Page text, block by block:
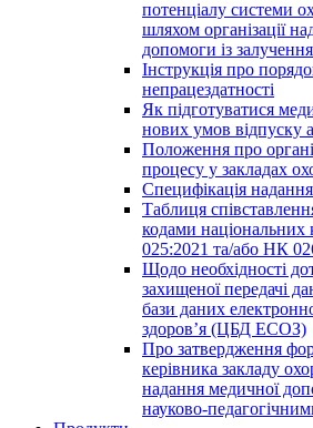
потенціалу системи
шляхом організації
допомоги із
Інструкція про
непрацездатності
Як підготуватися
нових умов відпуску
Положення про
процесу у закладах
Специфікація
Таблиця
кодами національних
025:2021 та/або НК
Щодо необхідності
захищеної передачі
бази даних
здоров’я (ЦБД ЕСОЗ)
Про затвердження
керівника закладу
надання медичної
науково-